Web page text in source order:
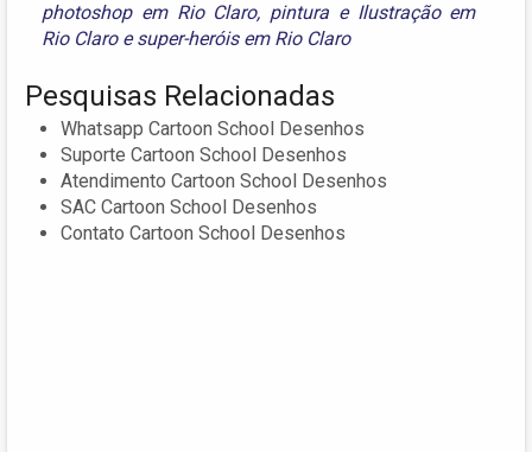
photoshop em Rio Claro, pintura e Ilustração em
Rio Claroesuper-heróis em Rio Claro
Pesquisas Relacionadas
Whatsapp Cartoon School Desenhos
Suporte Cartoon School Desenhos
Atendimento Cartoon School Desenhos
SAC Cartoon School Desenhos
Contato Cartoon School Desenhos